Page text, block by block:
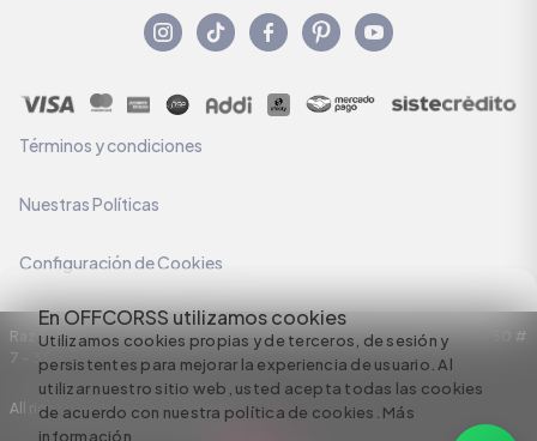
En OFFCORSS utilizamos cookies
Utilizamos cookies propias y de terceros, de sesión y
persistentes para mejorar la experiencia de usuario. Al
utilizar nuestro sitio web, usted acepta todas las cookies
de acuerdo con nuestra política de cookies. Más
información
Términos y condiciones
Nuestras Políticas
Configuración de Cookies
Razón Social: C.I HERMECO S.A. NIT: 890924167-6 Dirección: Carrera 50 #
7 – 35
All rights reserved empowered by